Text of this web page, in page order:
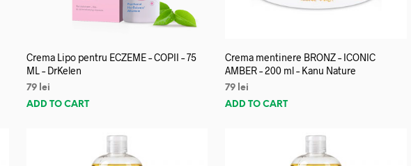
Crema Lipo pentru ECZEME – COPII – 75
ML – DrKelen
79 lei
ADD TO CART
Crema mentinere BRONZ – ICONIC
AMBER – 200 ml – Kanu Nature
79 lei
ADD TO CART